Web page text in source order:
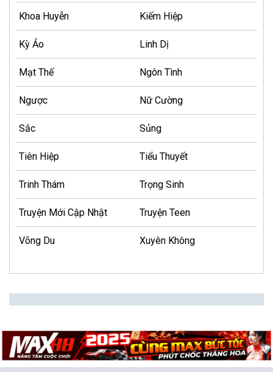
Khoa Huyễn Kiếm Hiệp
Kỳ Ảo Linh Dị
Mạt Thế Ngôn Tình
Ngược Nữ Cường
Sắc Sủng
Tiên Hiệp Tiểu Thuyết
Trinh Thám Trọng Sinh
Truyện Mới Cập Nhật Truyện Teen
Võng Du Xuyên Không